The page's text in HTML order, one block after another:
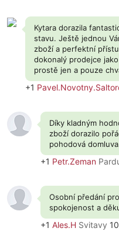
Kytara dorazila
stavu. Ještě jednou
zboží a perfektní
dokonalý prodejce
prostě jen a pouze
+1
Díky kladným
zboží dorazilo
pohodová
+1 Petr.Zeman
Osobní předání
spokojenost a
+1 Ales.H Svitavy